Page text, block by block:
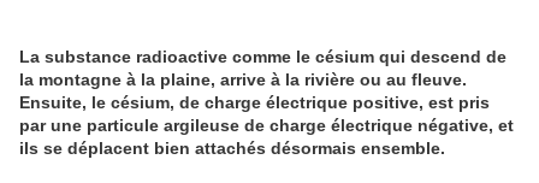
La substance radioactive comme le césium qui descend de
la montagne à la plaine, arrive à la rivière ou au fleuve.
Ensuite, le césium, de charge électrique positive, est pris
par une particule argileuse de charge électrique négative, et
ils se déplacent bien attachés désormais ensemble.